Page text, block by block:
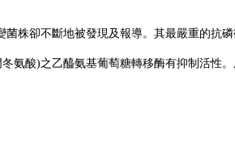
株卻不斷地被發現及報導。其最嚴重的抗
酸)之乙醯氨基葡萄糖轉移酶有抑制活性